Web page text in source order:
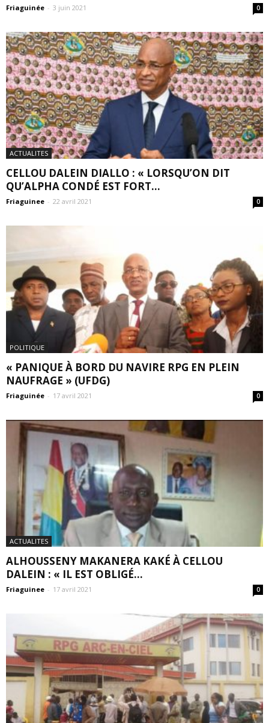
Friaguinée - 3 juin 2021 0
ACTUALITES
CELLOU DALEIN DIALLO : « LORSQU’ON DIT
QU’ALPHA CONDÉ EST FORT...
Friaguinee - 22 avril 2021 0
POLITIQUE
« PANIQUE À BORD DU NAVIRE RPG EN PLEIN
NAUFRAGE » (UFDG)
Friaguinée - 17 avril 2021 0
ACTUALITES
ALHOUSSENY MAKANERA KAKÉ À CELLOU
DALEIN : « IL EST OBLIGÉ...
Friaguinee - 17 avril 2021 0